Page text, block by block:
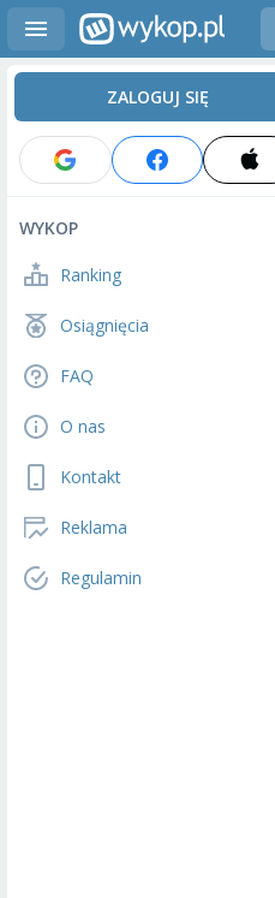
ZALOGUJ SIĘ
WYKOP
Ranking
Osiągnięcia
FAQ
O nas
Kontakt
Reklama
Regulamin